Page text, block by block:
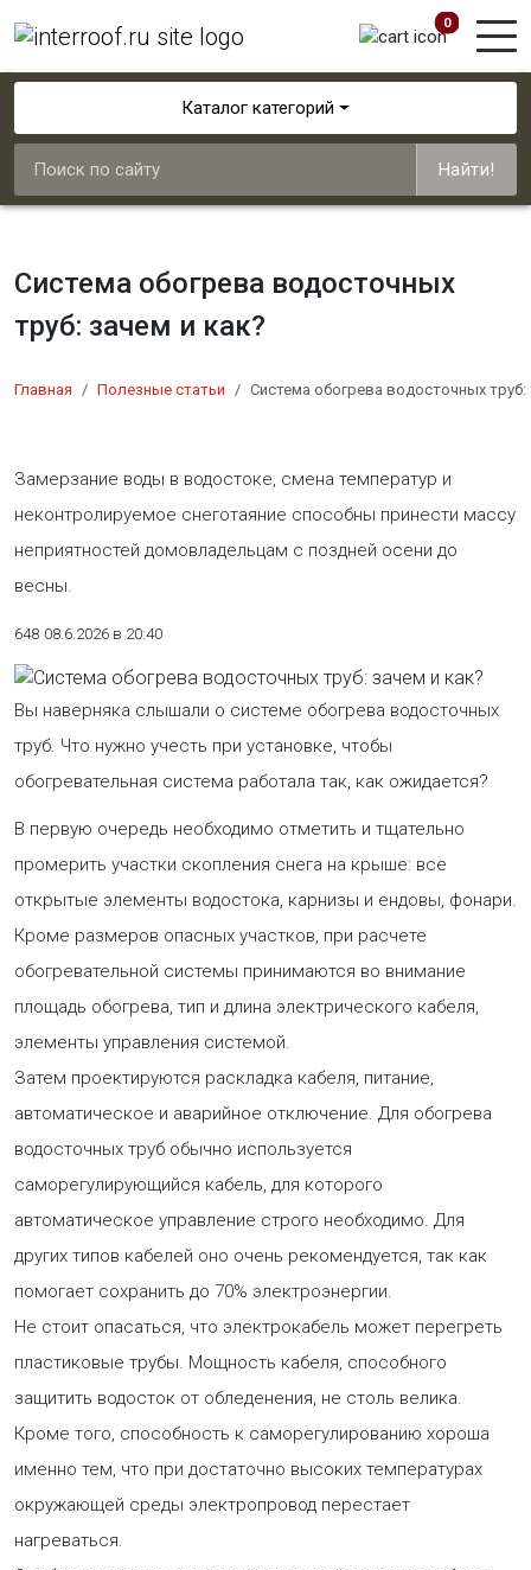
0
Каталог категорий
Найти!
Система обогрева водосточных
труб: зачем и как?
Главная Полезные статьи Система обогрева водосточных труб:
Замерзание воды в водостоке, смена температур и
неконтролируемое снеготаяние способны принести массу
неприятностей домовладельцам с поздней осени до
весны.
648 08.6.2026 в 20:40
Вы наверняка слышали о системе обогрева водосточных
труб. Что нужно учесть при установке, чтобы
обогревательная система работала так, как ожидается?
В первую очередь необходимо отметить и тщательно
промерить участки скопления снега на крыше: все
открытые элементы водостока, карнизы и ендовы, фонари.
Кроме размеров опасных участков, при расчете
обогревательной системы принимаются во внимание
площадь обогрева, тип и длина электрического кабеля,
элементы управления системой.
Затем проектируются раскладка кабеля, питание,
автоматическое и аварийное отключение. Для обогрева
водосточных труб обычно используется
саморегулирующийся кабель, для которого
автоматическое управление строго необходимо. Для
других типов кабелей оно очень рекомендуется, так как
помогает сохранить до 70% электроэнергии.
Не стоит опасаться, что электрокабель может перегреть
пластиковые трубы. Мощность кабеля, способного
защитить водосток от обледенения, не столь велика.
Кроме того, способность к саморегулированию хороша
именно тем, что при достаточно высоких температурах
окружающей среды электропровод перестает
нагреваться.